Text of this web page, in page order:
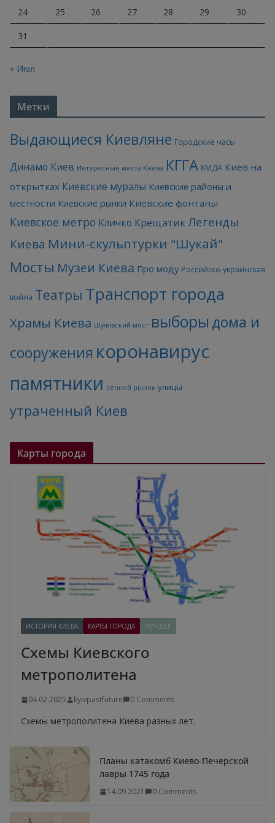
24 25 26 27 28 29 30
31
« Июл
Метки
Выдающиеся Киевляне Городские часы
Динамо Киев Интересные места Киева КГГА КМДА Киев на
открытках Киевские муралы Киевские районы и
местности Киевские рынки Киевские фонтаны
Киевское метро Кличко КрещатикЛегенды
Киева Мини-скульптурки "Шукай"
Мосты Музеи Киева Про моду Российско-украинская
война Театры Транспорт города
Храмы Киева Шулявский мост выборы дома и
сооружения коронавирус
памятники сенной рынок улицы
утраченный Киев
Карты города
ИСТОРИЯ КИЕВА КАРТЫ ГОРОДА ЛУЧШЕЕ
Схемы Киевского
метрополитена
04.02.2025 kyivpastfuture 0 Comments
Схемы метрополитена Киева разных лет.
Планы катакомб Киево-Печерской
лавры 1745 года
14.09.2021 0 Comments